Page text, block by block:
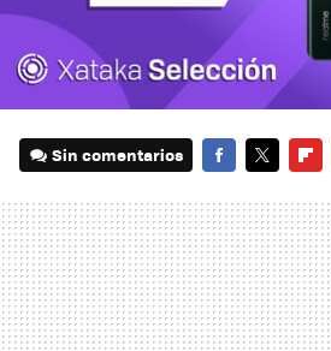
Sin comentarios